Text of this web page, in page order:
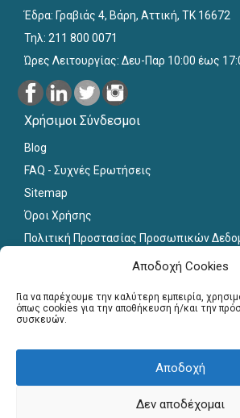
Αποδοχή Cookies
Για να παρέχουμε την καλύτερη εμπειρία,
όπως cookies για την αποθήκευση ή/και την
συσκευών.
Αποδοχή
Δεν αποδέχομαι
Έδρα: Γραβιάς 4, Βάρη, Αττική, ΤΚ 16672
Τηλ: 211 800 0071
Ώρες Λειτουργίας: Δευ-Παρ 10:00 έως
Χρήσιμοι Σύνδεσμοι
Blog
FAQ - Συχνές Ερωτήσεις
Sitemap
Όροι Χρήσης
Πολιτική Προστασίας Προσωπικών
Για εκπαιδευτικούς
Εγγραφή
Γραφείο Διασύνδεσης